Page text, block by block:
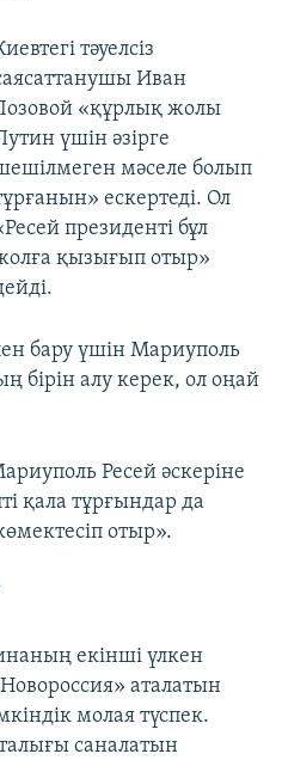
тәуелсіз
Иван
«құрлық жолы
үшін әзірге
мәселе болып
ескертеді. Ол
президенті бұл
қызығып отыр»
бару үшін Мариуполь
бірін алу керек, ол оңай
Ресей әскеріне
қала тұрғындар да
отыр».
екінші үлкен
аталатын
молая түспек.
саналатын